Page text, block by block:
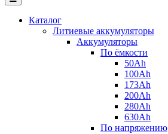
Каталог
Литиевые аккумуляторы
Аккумуляторы
По ёмкости
50Ah
100Ah
173Ah
200Ah
280Ah
630Ah
По напряжению